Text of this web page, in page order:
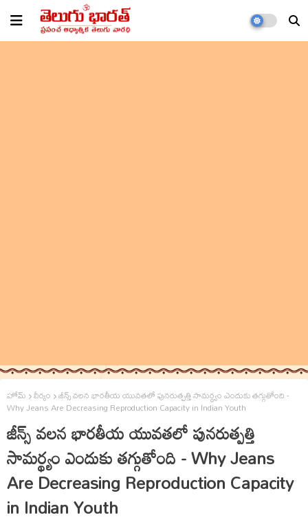
హోమ్ వీర్యం జీన్స్ వలన భారతీయ యువతలో పునరుత్పత్తి సామర్థ్యం ఎందుకు తగ్గుతోంది -
Why Jeans Are Decreasing Reproduction Capacity in Indian Youth
జీన్స్ వలన భారతీయ యువతలో పునరుత్పత్తి
సామర్థ్యం ఎందుకు తగ్గుతోంది - Why Jeans
Are Decreasing Reproduction Capacity
in Indian Youth